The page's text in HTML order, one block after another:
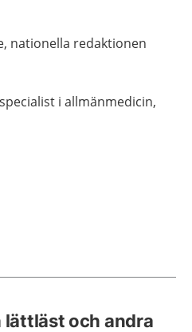
nationella redaktionen
i allmänmedicin,
lättläst och andra